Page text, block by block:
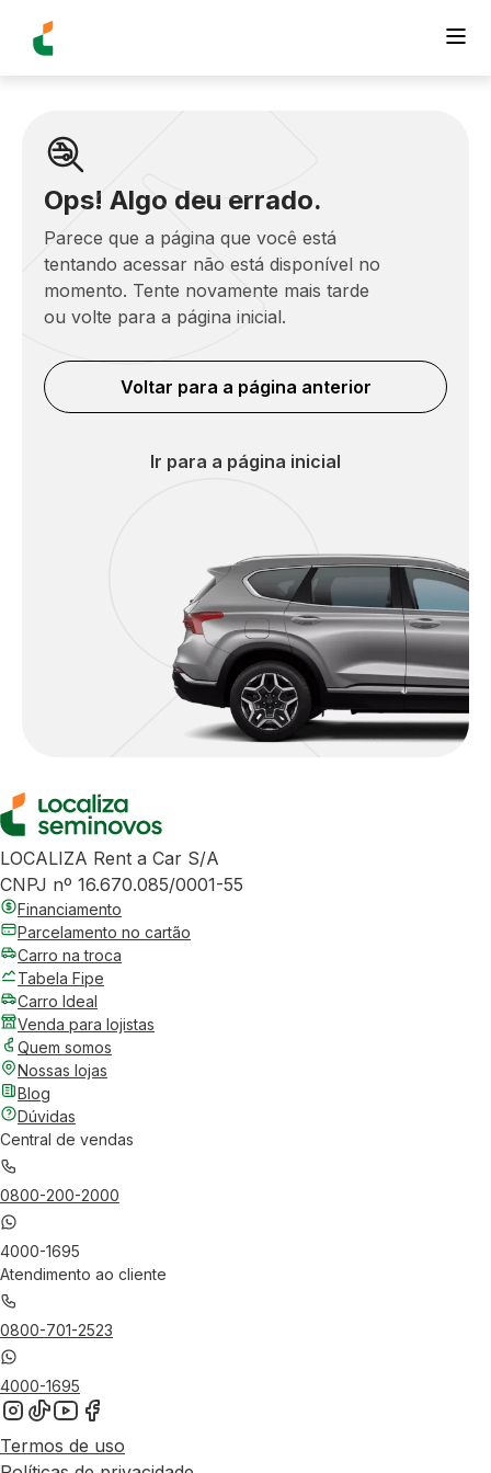
Ops! Algo deu errado.
Parece que a página que você está
tentando acessar não está disponível no
momento. Tente novamente mais tarde
ou volte para a página inicial.
Voltar para a página anterior
Ir para a página inicial
LOCALIZA Rent a Car S/A
CNPJ nº 16.670.085/0001-55
Financiamento
Parcelamento no cartão
Carro na troca
Tabela Fipe
Carro Ideal
Venda para lojistas
Quem somos
Nossas lojas
Blog
Dúvidas
Central de vendas
0800-200-2000
4000-1695
Atendimento ao cliente
0800-701-2523
4000-1695
Termos de uso